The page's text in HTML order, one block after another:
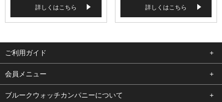
詳しくはこちら 詳しくはこちら
ご利用ガイド
よくある質問
支払い・送料
会員メニュー
ログイン
ブルークウォッチカンパニーについて